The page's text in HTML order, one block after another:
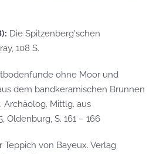
Die Spitzenberg'schen
108 S.
ohne Moor und
dem bandkeramischen Brunnen
Mittlg. aus
Oldenburg, S. 161 – 166
Teppich von Bayeux. Verlag